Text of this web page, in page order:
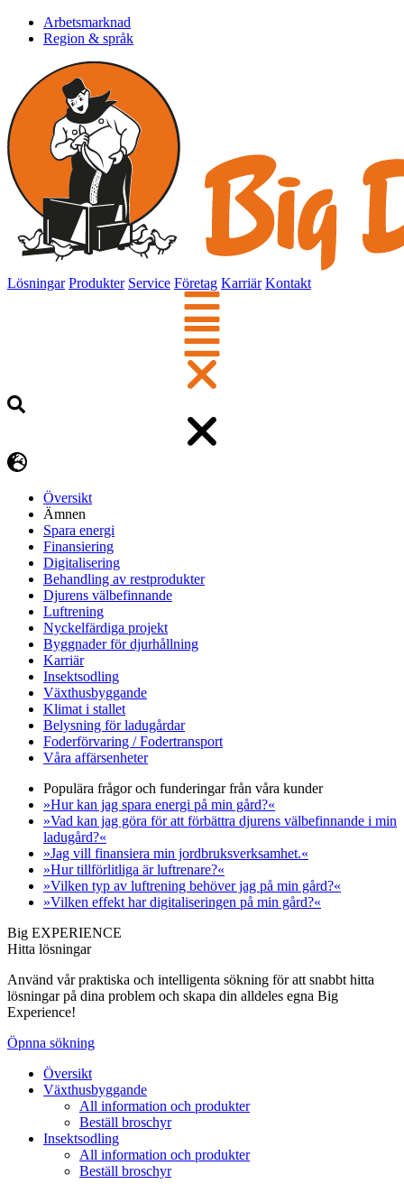
Arbetsmarknad
Region & språk
Lösningar Produkter Service Företag Karriär Kontakt
Översikt
Ämnen
Spara energi
Finansiering
Digitalisering
Behandling av restprodukter
Djurens välbefinnande
Luftrening
Nyckelfärdiga projekt
Byggnader för djurhållning
Karriär
Insektsodling
Växthusbyggande
Klimat i stallet
Belysning för ladugårdar
Foderförvaring / Fodertransport
Våra affärsenheter
Populära frågor och funderingar från våra kunder
»Hur kan jag spara energi på min gård?«
»Vad kan jag göra för att förbättra djurens välbefinnande i min
ladugård?«
»Jag vill finansiera min jordbruksverksamhet.«
»Hur tillförlitliga är luftrenare?«
»Vilken typ av luftrening behöver jag på min gård?«
»Vilken effekt har digitaliseringen på min gård?«
Big EXPERIENCE
Hitta lösningar
Använd vår praktiska och intelligenta sökning för att snabbt hitta
lösningar på dina problem och skapa din alldeles egna Big
Experience!
Öpnna sökning
Översikt
Växthusbyggande
All information och produkter
Beställ broschyr
Insektsodling
All information och produkter
Beställ broschyr